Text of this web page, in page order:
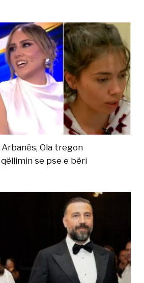
Arbanës, Ola tregon
se pse e bëri